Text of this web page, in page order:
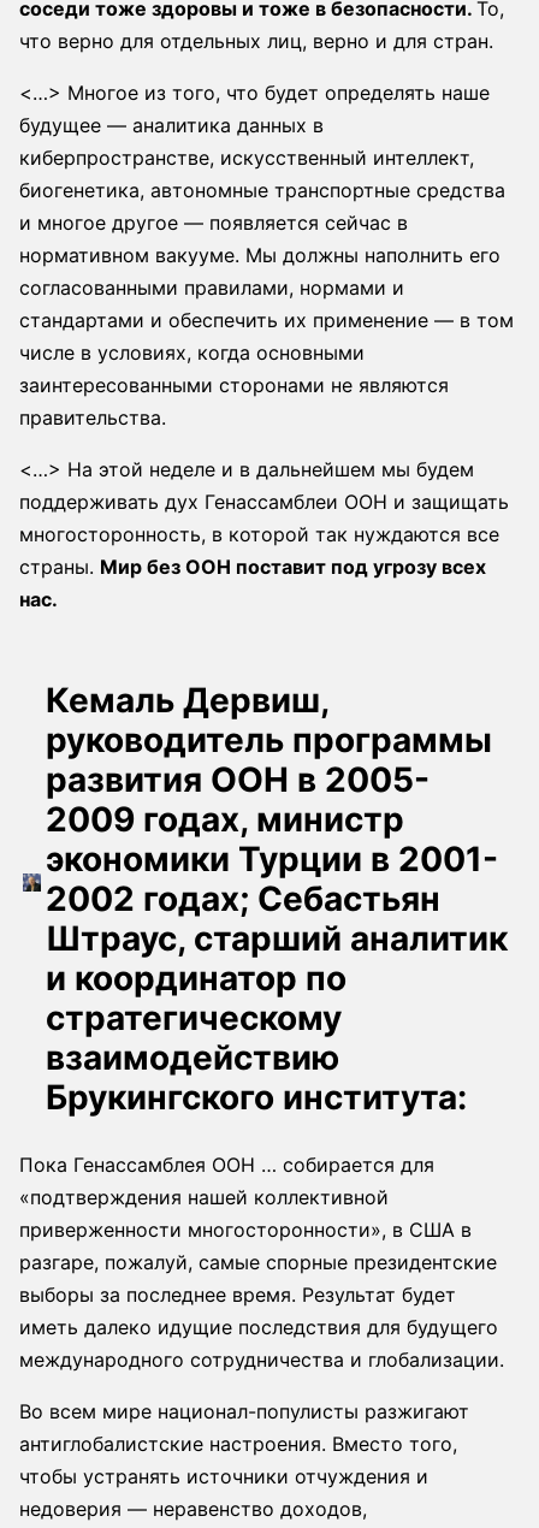
соседи тоже здоровы и тоже в безопасности. То,
что верно для отдельных лиц, верно и для стран.
<…> Многое из того, что будет определять наше
будущее — аналитика данных в
киберпространстве, искусственный интеллект,
биогенетика, автономные транспортные средства
и многое другое — появляется сейчас в
нормативном вакууме. Мы должны наполнить его
согласованными правилами, нормами и
стандартами и обеспечить их применение — в том
числе в условиях, когда основными
заинтересованными сторонами не являются
правительства.
<…> На этой неделе и в дальнейшем мы будем
поддерживать дух Генассамблеи ООН и защищать
многосторонность, в которой так нуждаются все
страны. Мир без ООН поставит под угрозу всех
нас.
Кемаль Дервиш,
руководитель программы
развития ООН в 2005-
2009 годах, министр
экономики Турции в 2001-
2002 годах; Себастьян
Штраус, старший аналитик
и координатор по
стратегическому
взаимодействию
Брукингского института:
Пока Генассамблея ООН … собирается для
«подтверждения нашей коллективной
приверженности многосторонности», в США в
разгаре, пожалуй, самые спорные президентские
выборы за последнее время. Результат будет
иметь далеко идущие последствия для будущего
международного сотрудничества и глобализации.
Во всем мире национал-популисты разжигают
антиглобалистские настроения. Вместо того,
чтобы устранять источники отчуждения и
недоверия — неравенство доходов,